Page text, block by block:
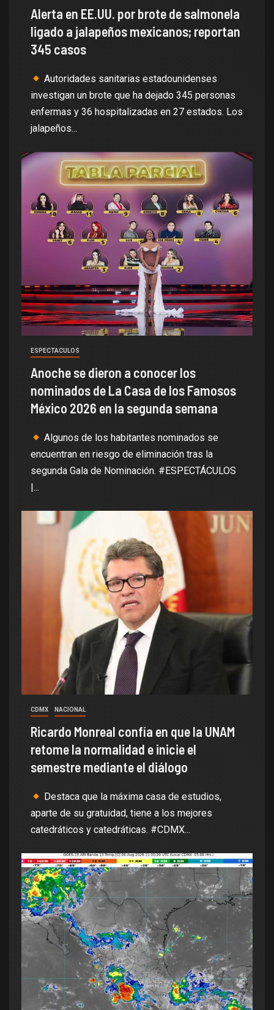
Alerta en EE.UU. por brote de salmonela
ligado a jalapeños mexicanos; reportan
345 casos
Autoridades sanitarias estadounidenses
investigan un brote que ha dejado 345 personas
enfermas y 36 hospitalizadas en 27 estados. Los
jalapeños...
ESPECTACULOS
Anoche se dieron a conocer los
nominados de La Casa de los Famosos
México 2026 en la segunda semana
Algunos de los habitantes nominados se
encuentran en riesgo de eliminación tras la
segunda Gala de Nominación. #ESPECTÁCULOS
|...
CDMX NACIONAL
Ricardo Monreal confía en que la UNAM
retome la normalidad e inicie el
semestre mediante el diálogo
Destaca que la máxima casa de estudios,
aparte de su gratuidad, tiene a los mejores
catedráticos y catedráticas. #CDMX...